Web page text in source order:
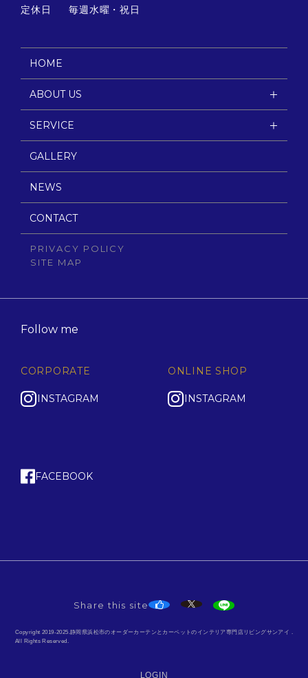
定休日
毎週水曜・祝日
HOME
ABOUT US
SERVICE
GALLERY
NEWS
CONTACT
PRIVACY POLICY
SITE MAP
Follow me
CORPORATE
INSTAGRAM
FACEBOOK
ONLINE SHOP
INSTAGRAM
Share this site
Copyright 2019-2025.静岡県浜松市のオーダーカーテンとカーペットのインテリア専門店リビングサンアイ .
All Rights Reserved.
LOGIN